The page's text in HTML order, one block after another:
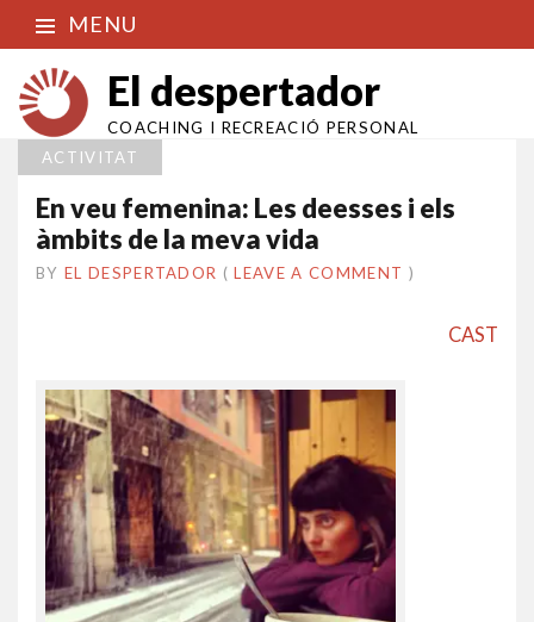
MENU
El despertador
COACHING I RECREACIÓ PERSONAL
ACTIVITAT
En veu femenina: Les deesses i els
àmbits de la meva vida
BY EL DESPERTADOR ON
12
•(LEAVE A COMMENT )
CAST